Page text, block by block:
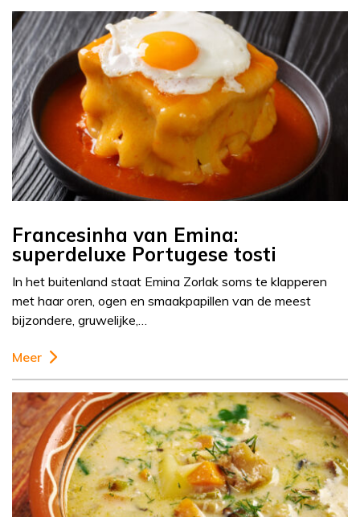
Francesinha van Emina:
superdeluxe Portugese tosti
In het buitenland staat Emina Zorlak soms te klapperen
met haar oren, ogen en smaakpapillen van de meest
bijzondere, gruwelijke,…
Meer